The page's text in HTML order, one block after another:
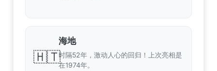
🇭🇹
海地
时隔52年，激动人心的回归！上次亮相是
在1974年。